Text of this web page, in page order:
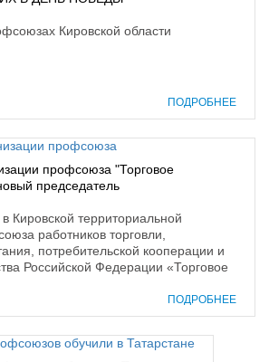
Кировской области
ПОДРОБНЕЕ
профсоюза "Торговое
председатель
Кировской территориальной
работников торговли,
потребительской кооперации и
Российской Федерации «Торговое
ПОДРОБНЕЕ